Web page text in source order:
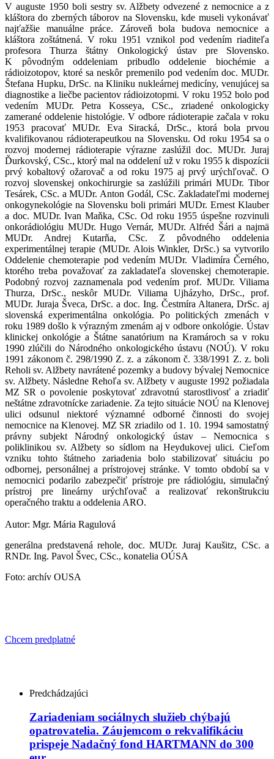
V auguste 1950 boli sestry sv. Alžbety odvezené z nemocnice a z
kláštora do zberných táborov na Slovensku, kde museli vykonávať
najťažšie manuálne práce. Zároveň bola budova nemocnice a
kláštora zoštátnená. V roku 1951 vznikol pod vedením riaditeľa
profesora Thurza štátny Onkologický ústav pre Slovensko.
K pôvodným oddeleniam pribudlo oddelenie biochémie a
rádioizotopov, ktoré sa neskôr premenilo pod vedením doc. MUDr.
Štefana Hupku, DrSc. na Kliniku nukleárnej medicíny, venujúcej sa
diagnostike a liečbe pacientov rádioizotopmi. V roku 1952 bolo pod
vedením MUDr. Petra Kosseya, CSc., zriadené onkologicky
zamerané oddelenie histológie. V odbore rádioterapie začala v roku
1953 pracovať MUDr. Eva Siracká, DrSc., ktorá bola prvou
kvalifikovanou rádioterapeutkou na Slovensku. Od roku 1954 sa o
rozvoj modernej rádioterapie výrazne zaslúžil doc. MUDr. Juraj
Ďurkovský, CSc., ktorý mal na oddelení už v roku 1955 k dispozícii
prvý kobaltový ožarovač a od roku 1975 aj prvý urýchľovač. O
rozvoj slovenskej onkochirurgie sa zaslúžili primári MUDr. Tibor
Tesárek, CSc. a MUDr. Anton Godál, CSc. Zakladateľmi modernej
onkogynekológie na Slovensku boli primári MUDr. Ernest Klauber
a doc. MUDr. Ivan Maňka, CSc. Od roku 1955 úspešne rozvinuli
onkorádiológiu MUDr. Hugo Vernár, MUDr. Alfréd Šári a najmä
MUDr. Andrej Kutarňa, CSc. Z pôvodného oddelenia
experimentálnej terapie (MUDr. Alois Winkler, DrSc.) sa vytvorilo
Oddelenie chemoterapie pod vedením MUDr. Vladimíra Černého,
ktorého treba považovať za zakladateľa slovenskej chemoterapie.
Podobný rozvoj zaznamenala pod vedením prof. MUDr. Viliama
Thurza, DrSc., neskôr MUDr. Viliama Ujházyho, DrSc., prof.
MUDr. Juraja Šveca, DrSc. a doc. Ing. Čestmíra Altanera, DrSc. aj
slovenská experimentálna onkológia. Po politických zmenách v
roku 1989 došlo k výrazným zmenám aj v odbore onkológie. Ústav
klinickej onkológie a Štátne sanatórium na Kramároch sa v roku
1990 zlúčili do Národného onkologického ústavu (NOÚ). V roku
1991 zákonom č. 298/1990 Z. z. a zákonom č. 338/1991 Z. z. boli
Reholi sv. Alžbety navrátené pozemky a budovy bývalej Nemocnice
sv. Alžbety. Následne Rehoľa sv. Alžbety v auguste 1992 požiadala
MZ SR o povolenie poskytovať zdravotnú starostlivosť a zriadiť
neštátne zdravotnícke zariadenie. Za tejto situácie NOÚ na Klenovej
ulici odsunul niektoré významné odborné činnosti do svojej
nemocnice na Klenovej. MZ SR zriadilo od 1. 10. 1994 samostatný
právny subjekt Národný onkologický ústav – Nemocnica s
poliklinikou sv. Alžbety so sídlom na Heydukovej ulici. Cieľom
vzniku tohto štátneho zariadenia bolo stabilizovať situáciu po
odbornej, personálnej a prístrojovej stránke. V tomto období sa v
nemocnici podarilo zabezpečiť prístroje pre rádiológiu, simulačný
prístroj pre lineárny urýchľovač a realizovať rekonštrukciu
operačného traktu a oddelenia ARO.
Autor: Mgr. Mária Ragulová
generálna predstavená rehole, doc. MUDr. Juraj Kaušitz, CSc. a
RNDr. Ing. Pavol Švec, CSc., konatelia OÚSA
Foto: archív OUSA
Chcem predplatné
Predchádzajúci
Zariadeniam sociálnych služieb chýbajú
opatrovatelia. Záujemcom o rekvalifikáciu
prispeje Nadačný fond HARTMANN do 300